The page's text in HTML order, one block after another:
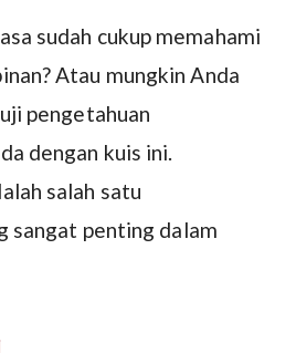
sudah cukup memahami
Atau mungkin Anda
pengetahuan
dengan kuis ini.
salah satu
sangat penting dalam